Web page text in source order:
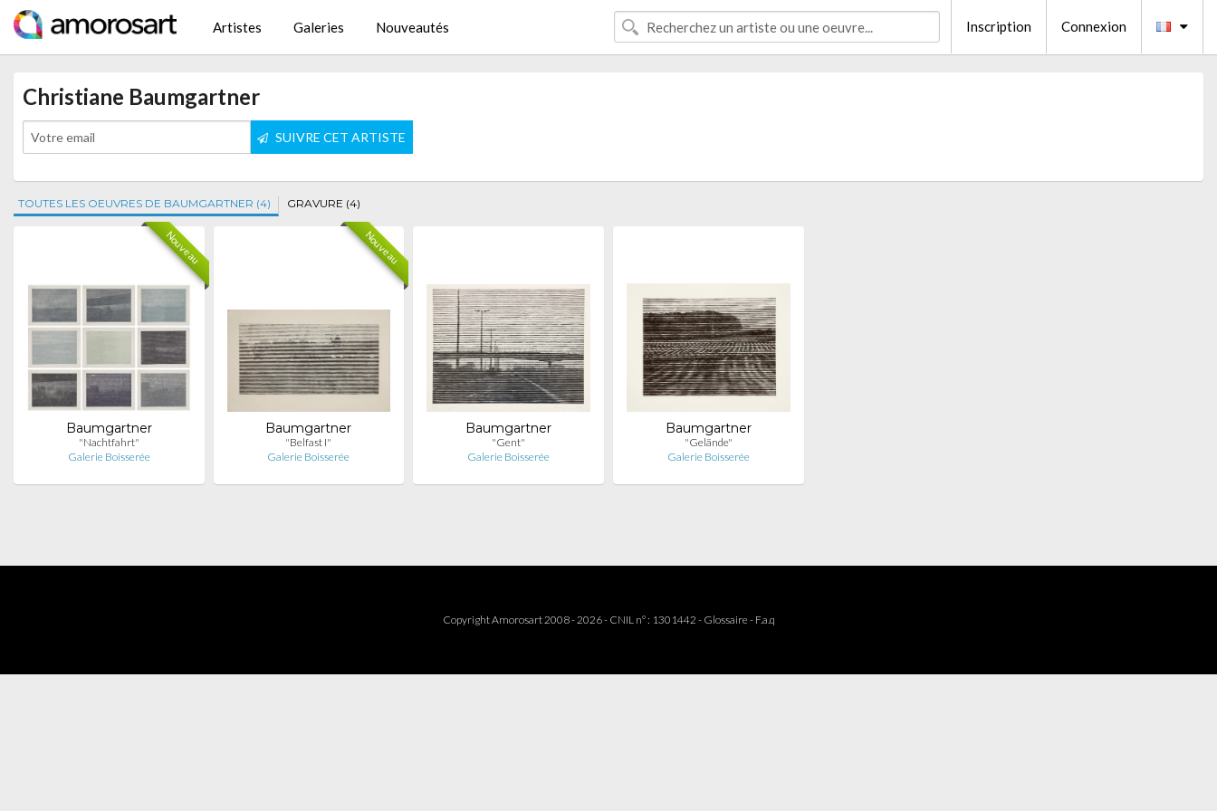
Artistes Galeries Nouveautés Inscription Connexion
Christiane Baumgartner
SUIVRE CET ARTISTE
TOUTES LES OEUVRES DE BAUMGARTNER (4) GRAVURE (4)
Nouveau
Baumgartner
"Nachtfahrt"
Galerie Boisserée
Nouveau
Baumgartner
"Belfast I"
Galerie Boisserée
Baumgartner
"Gent"
Galerie Boisserée
Baumgartner
"Gelände"
Galerie Boisserée
Copyright Amorosart 2008 - 2026 - CNIL n° : 1301442 - Glossaire- F.a.q